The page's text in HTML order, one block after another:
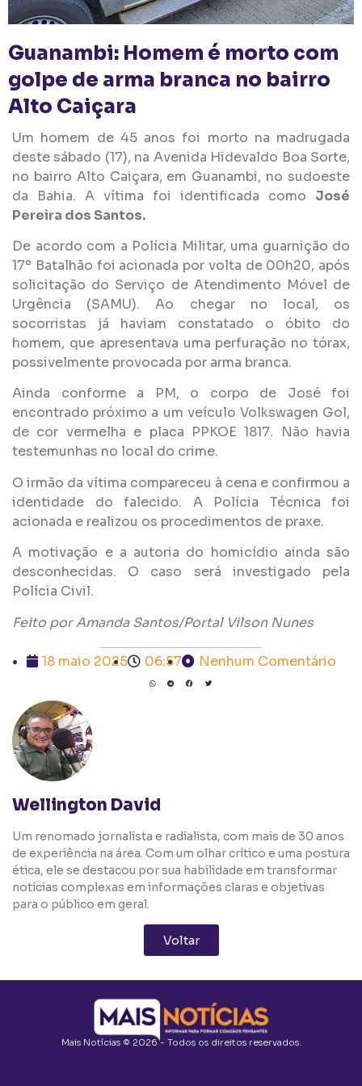
Guanambi: Homem é morto com
golpe de arma branca no bairro
Alto Caiçara
Um homem de 45 anos foi morto na madrugada
deste sábado (17), na Avenida Hidevaldo Boa Sorte,
no bairro Alto Caiçara, em Guanambi, no sudoeste
da Bahia. A vítima foi identificada como José
Pereira dos Santos.
De acordo com a Polícia Militar, uma guarnição do
17º Batalhão foi acionada por volta de 00h20, após
solicitação do Serviço de Atendimento Móvel de
Urgência (SAMU). Ao chegar no local, os
socorristas já haviam constatado o óbito do
homem, que apresentava uma perfuração no tórax,
possivelmente provocada por arma branca.
Ainda conforme a PM, o corpo de José foi
encontrado próximo a um veículo Volkswagen Gol,
de cor vermelha e placa PPKOE 1817. Não havia
testemunhas no local do crime.
O irmão da vítima compareceu à cena e confirmou a
identidade do falecido. A Polícia Técnica foi
acionada e realizou os procedimentos de praxe.
A motivação e a autoria do homicídio ainda são
desconhecidas. O caso será investigado pela
Polícia Civil.
Feito por Amanda Santos/Portal Vilson Nunes
18 maio 2025 06:57 Nenhum Comentário
Wellington David
Um renomado jornalista e radialista, com mais de 30 anos
de experiência na área. Com um olhar crítico e uma postura
ética, ele se destacou por sua habilidade em transformar
notícias complexas em informações claras e objetivas
para o público em geral.
Voltar
Mais Notícias © 2026 - Todos os direitos reservados.